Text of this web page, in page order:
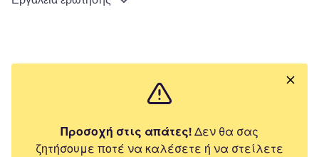
Προσοχή στις απάτες! Δεν θα σας
ζητήσουμε ποτέ να καλέσετε ή να στείλετε